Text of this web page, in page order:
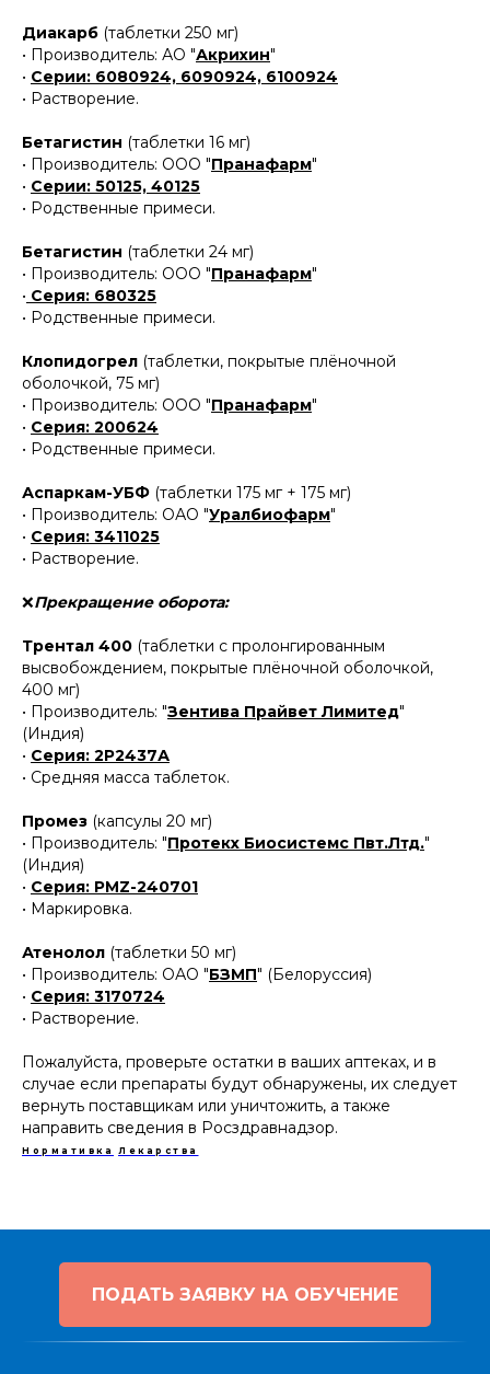
Диакарб (таблетки 250 мг)
• Производитель: АО "Акрихин"
• Серии: 6080924, 6090924, 6100924
• Растворение.
Бетагистин (таблетки 16 мг)
• Производитель: ООО "Пранафарм"
• Серии: 50125, 40125
• Родственные примеси.
Бетагистин (таблетки 24 мг)
• Производитель: ООО "Пранафарм"
• Серия: 680325
• Родственные примеси.
Клопидогрел (таблетки, покрытые плёночной
оболочкой, 75 мг)
• Производитель: ООО "Пранафарм"
• Серия: 200624
• Родственные примеси.
Аспаркам-УБФ (таблетки 175 мг + 175 мг)
• Производитель: ОАО "Уралбиофарм"
• Серия: 3411025
• Растворение.
❌Прекращение оборота:
Трентал 400 (таблетки с пролонгированным
высвобождением, покрытые плёночной оболочкой,
400 мг)
• Производитель: "Зентива Прайвет Лимитед"
(Индия)
• Серия: 2Р2437А
• Средняя масса таблеток.
Промез (капсулы 20 мг)
• Производитель: "Протекх Биосистемс Пвт.Лтд."
(Индия)
• Серия: PMZ-240701
• Маркировка.
Атенолол (таблетки 50 мг)
• Производитель: ОАО "БЗМП" (Белоруссия)
• Серия: 3170724
• Растворение.
Пожалуйста, проверьте остатки в ваших аптеках, и в
случае если препараты будут обнаружены, их следует
вернуть поставщикам или уничтожить, а также
направить сведения в Росздравнадзор.
Нормативка Лекарства
ПОДАТЬ ЗАЯВКУ НА ОБУЧЕНИЕ